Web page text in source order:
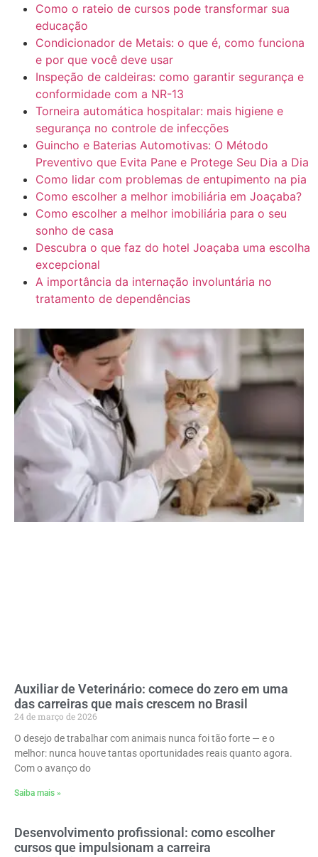
Como o rateio de cursos pode transformar sua
educação
Condicionador de Metais: o que é, como funciona
e por que você deve usar
Inspeção de caldeiras: como garantir segurança e
conformidade com a NR-13
Torneira automática hospitalar: mais higiene e
segurança no controle de infecções
Guincho e Baterias Automotivas: O Método
Preventivo que Evita Pane e Protege Seu Dia a Dia
Como lidar com problemas de entupimento na pia
Como escolher a melhor imobiliária em Joaçaba?
Como escolher a melhor imobiliária para o seu
sonho de casa
Descubra o que faz do hotel Joaçaba uma escolha
excepcional
A importância da internação involuntária no
tratamento de dependências
Auxiliar de Veterinário: comece do zero em uma
das carreiras que mais crescem no Brasil
24 de março de 2026
O desejo de trabalhar com animais nunca foi tão forte — e o
melhor: nunca houve tantas oportunidades reais quanto agora.
Com o avanço do
Saiba mais »
Desenvolvimento profissional: como escolher
cursos que impulsionam a carreira